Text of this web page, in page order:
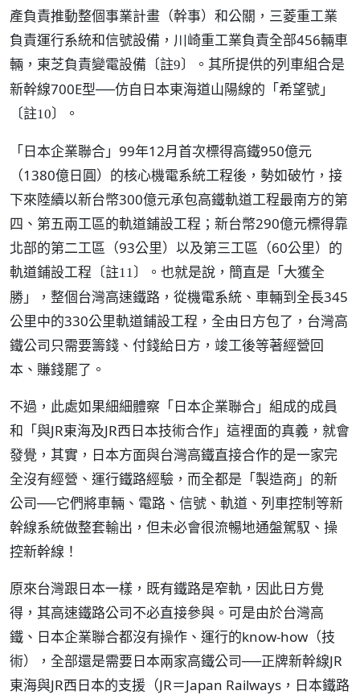
產負責推動整個事業計畫（幹事）和公關，三菱重工業
負責運行系統和信號設備，川崎重工業負責全部456輛車
輛，東芝負責變電設備 〔註9〕
。其所提供的列車組合是
新幹線700E型──仿自日本東海道山陽線的「希望號」
〔註10〕 。
「日本企業聯合」99年12月首次標得高鐵950億元
（1380億日圓）的核心機電系統工程後，勢如破竹，接
下來陸續以新台幣300億元承包高鐵軌道工程最南方的第
四、第五兩工區的軌道鋪設工程；新台幣290億元標得靠
北部的第二工區（93公里）以及第三工區（60公里）的
軌道鋪設工程 〔註11〕
。也就是說，簡直是「大獲全
勝」，整個台灣高速鐵路，從機電系統、車輛到全長345
公里中的330公里軌道鋪設工程，全由日方包了，台灣高
鐵公司只需要籌錢、付錢給日方，竣工後等著經營回
本、賺錢罷了。
不過，此處如果細細體察「日本企業聯合」組成的成員
和「與JR東海及JR西日本技術合作」這裡面的真義，就會
發覺，其實，日本方面與台灣高鐵直接合作的是一家完
全沒有經營、運行鐵路經驗，而全都是「製造商」的新
公司──它們將車輛、電路、信號、軌道、列車控制等新
幹線系統做整套輸出，但未必會很流暢地通盤駕馭、操
控新幹線！
原來台灣跟日本一樣，既有鐵路是窄軌，因此日方覺
得，其高速鐵路公司不必直接參與。可是由於台灣高
鐵、日本企業聯合都沒有操作、運行的know-how（技
術），全部還是需要日本兩家高鐵公司──正牌新幹線JR
東海與JR西日本的支援（JR＝Japan Railways，日本鐵路